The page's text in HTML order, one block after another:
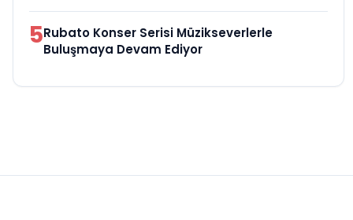
5Rubato Konser Serisi Müzikseverlerle
Buluşmaya Devam Ediyor